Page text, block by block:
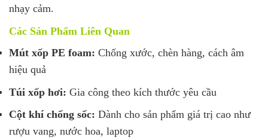
nhạy cảm.
Các Sản Phẩm Liên Quan
Mút xốp PE foam: Chống xước, chèn hàng, cách âm
hiệu quả
Túi xốp hơi: Gia công theo kích thước yêu cầu
Cột khí chống sốc: Dành cho sản phẩm giá trị cao như
rượu vang, nước hoa, laptop